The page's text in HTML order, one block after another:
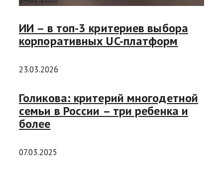
ИИ – в топ-3 критериев выбора
корпоративных UC-платформ
23.03.2026
Голикова: критерий многодетной
семьи в России – три ребенка и
более
07.03.2025